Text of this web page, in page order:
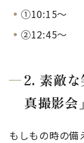
①10:15〜
②12:45〜
2. 素敵
真撮影会」
もしもの時の備